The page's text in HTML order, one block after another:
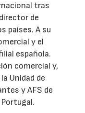
tras
de
países. A su
y el
española.
comercial y,
Unidad de
y AFS de